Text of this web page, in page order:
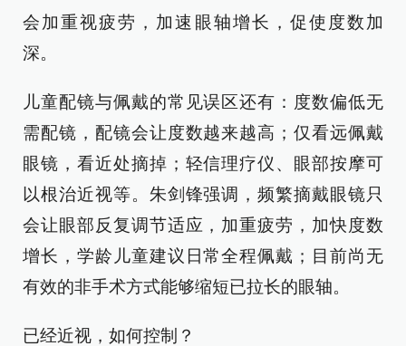
会加重视疲劳，加速眼轴增长，促使度数加
深。
儿童配镜与佩戴的常见误区还有：度数偏低无
需配镜，配镜会让度数越来越高；仅看远佩戴
眼镜，看近处摘掉；轻信理疗仪、眼部按摩可
以根治近视等。朱剑锋强调，频繁摘戴眼镜只
会让眼部反复调节适应，加重疲劳，加快度数
增长，学龄儿童建议日常全程佩戴；目前尚无
有效的非手术方式能够缩短已拉长的眼轴。
已经近视，如何控制？